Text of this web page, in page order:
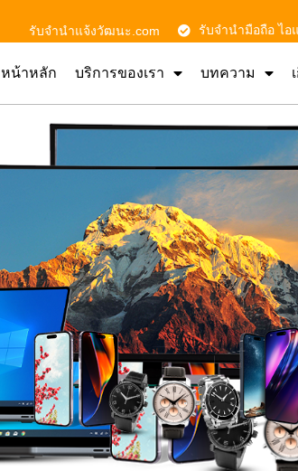
รับจํานําแจ้งวัฒนะ.com รับจำนำมือถือ ไอ
หน้าหลัก บริการของเรา บทความ